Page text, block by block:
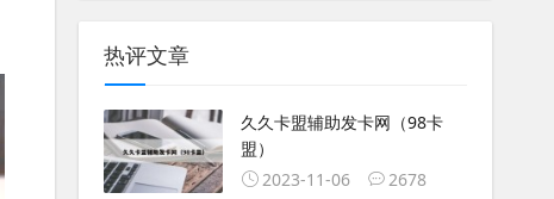
热评文章
久久卡盟辅助发卡网（98卡
盟）
2023-11-06
2678